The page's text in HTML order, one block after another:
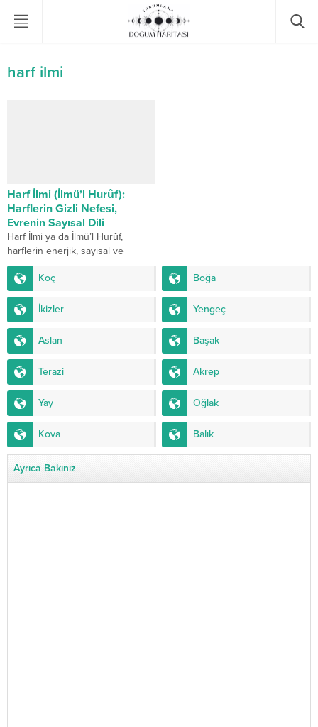
harf ilmi
Harf İlmi (İlmü’l Hurûf):
Harflerin Gizli Nefesi,
Evrenin Sayısal Dili
Harf İlmi ya da İlmü’l Hurûf,
harflerin enerjik, sayısal ve
sembolik değerleriyle insan
kaderi arasındaki bağı açıklayan
kadim bir ilimdir....
Koç Boğa
İkizler Yengeç
Aslan Başak
Terazi Akrep
Yay Oğlak
Kova Balık
Ayrıca Bakınız